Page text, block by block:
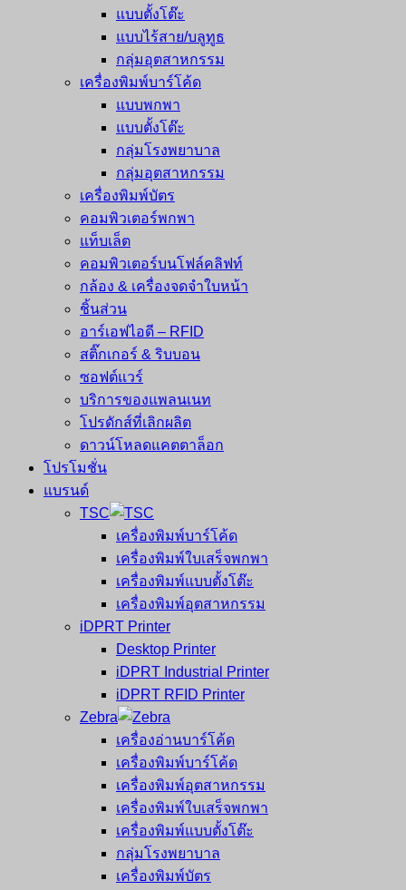
แบบตั้งโต๊ะ
แบบไร้สาย/บลูทูธ
กลุ่มอุตสาหกรรม
เครื่องพิมพ์บาร์โค้ด
แบบพกพา
แบบตั้งโต๊ะ
กลุ่มโรงพยาบาล
กลุ่มอุตสาหกรรม
เครื่องพิมพ์บัตร
คอมพิวเตอร์พกพา
แท็บเล็ต
คอมพิวเตอร์บนโฟล์คลิฟท์
กล้อง & เครื่องจดจำใบหน้า
ชิ้นส่วน
อาร์เอฟไอดี – RFID
สติ๊กเกอร์ & ริบบอน
ซอฟต์แวร์
บริการของแพลนเนท
โปรดักส์ที่เลิกผลิต
ดาวน์โหลดแคตตาล็อก
โปรโมชั่น
แบรนด์
TSC
เครื่องพิมพ์บาร์โค้ด
เครื่องพิมพ์ใบเสร็จพกพา
เครื่องพิมพ์แบบตั้งโต๊ะ
เครื่องพิมพ์อุตสาหกรรม
iDPRT Printer
Desktop Printer
iDPRT Industrial Printer
iDPRT RFID Printer
Zebra
เครื่องอ่านบาร์โค้ด
เครื่องพิมพ์บาร์โค้ด
เครื่องพิมพ์อุตสาหกรรม
เครื่องพิมพ์ใบเสร็จพกพา
เครื่องพิมพ์แบบตั้งโต๊ะ
กลุ่มโรงพยาบาล
เครื่องพิมพ์บัตร